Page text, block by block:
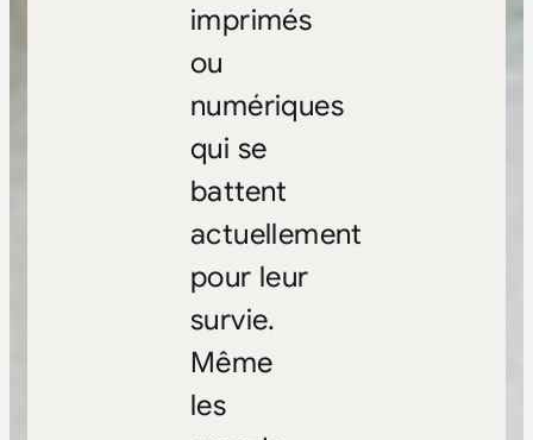
imprimés
ou
numériques
qui se
battent
actuellement
pour leur
survie.
Même
les